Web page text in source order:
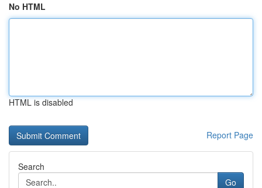
No HTML
HTML is disabled
Report Page
Search
Go